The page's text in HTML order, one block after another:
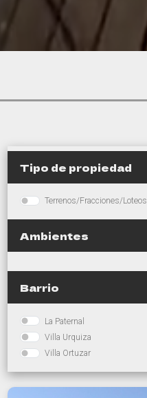
Tipo de propiedad
Terrenos/Fracciones/Loteos
Ambientes
Barrio
La Paternal
Villa Urquiza
Villa Ortuzar